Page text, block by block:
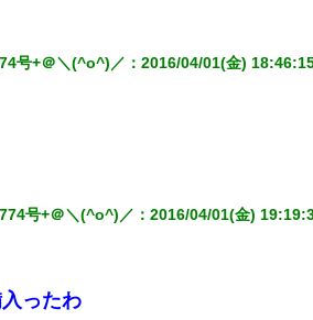
為したんだけどめちゃくちゃだった
不倫相手に1000万の慰謝料請求した
号+＠＼(^o^)／ ：2016/04/01(金)
号+＠＼(^o^)／ ：2016/04/01(金)
ったわ